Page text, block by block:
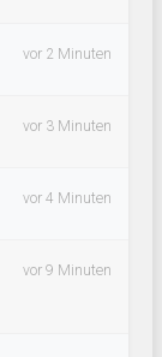
vor 2 Minuten
vor 3 Minuten
vor 4 Minuten
vor 9 Minuten